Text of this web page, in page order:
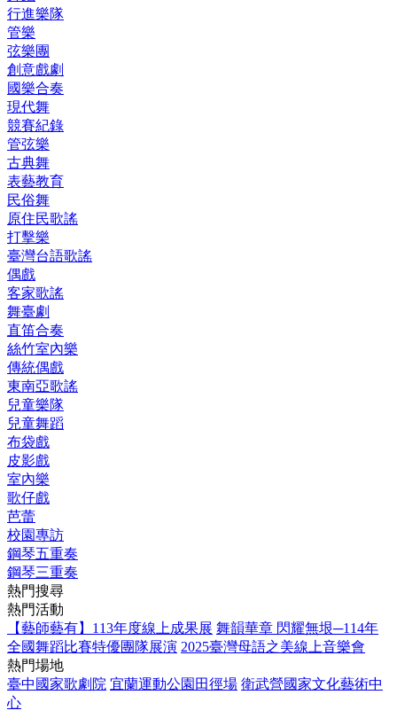
行進樂隊
管樂
弦樂團
創意戲劇
國樂合奏
現代舞
競賽紀錄
管弦樂
古典舞
表藝教育
民俗舞
原住民歌謠
打擊樂
臺灣台語歌謠
偶戲
客家歌謠
舞臺劇
直笛合奏
絲竹室內樂
傳統偶戲
東南亞歌謠
兒童樂隊
兒童舞蹈
布袋戲
皮影戲
室內樂
歌仔戲
芭蕾
校園專訪
鋼琴五重奏
鋼琴三重奏
熱門搜尋
熱門活動
【藝師藝有】113年度線上成果展 舞韻華章 閃耀無垠─114年
全國舞蹈比賽特優團隊展演 2025臺灣母語之美線上音樂會
熱門場地
臺中國家歌劇院 宜蘭運動公園田徑場 衛武營國家文化藝術中
心